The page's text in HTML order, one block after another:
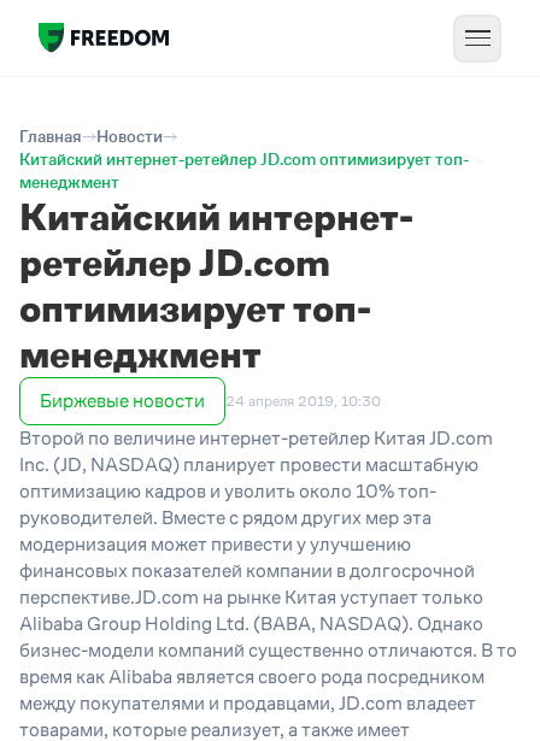
Главная
Новости
Китайский интернет-ретейлер JD.com оптимизирует топ-
менеджмент
Китайский интернет-
ретейлер JD.com
оптимизирует топ-
менеджмент
Биржевые новости 24 апреля 2019, 10:30
Второй по величине интернет-ретейлер Китая JD.com
Inc. (JD, NASDAQ) планирует провести масштабную
оптимизацию кадров и уволить около 10% топ-
руководителей. Вместе с рядом других мер эта
модернизация может привести у улучшению
финансовых показателей компании в долгосрочной
перспективе.JD.com на рынке Китая уступает только
Alibaba Group Holding Ltd. (BABA, NASDAQ). Однако
бизнес-модели компаний существенно отличаются. В то
время как Alibaba является своего рода посредником
между покупателями и продавцами, JD.com владеет
товарами, которые реализует, а также имеет